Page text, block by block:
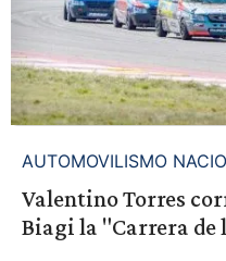
AUTOMOVILISMO
Valentino Torres
Biagi la "Carrera de